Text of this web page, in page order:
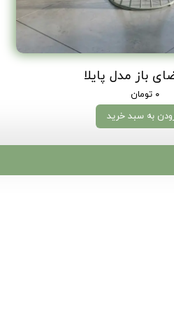
باز مدل پایلا
۰ تومان
به سبد خرید